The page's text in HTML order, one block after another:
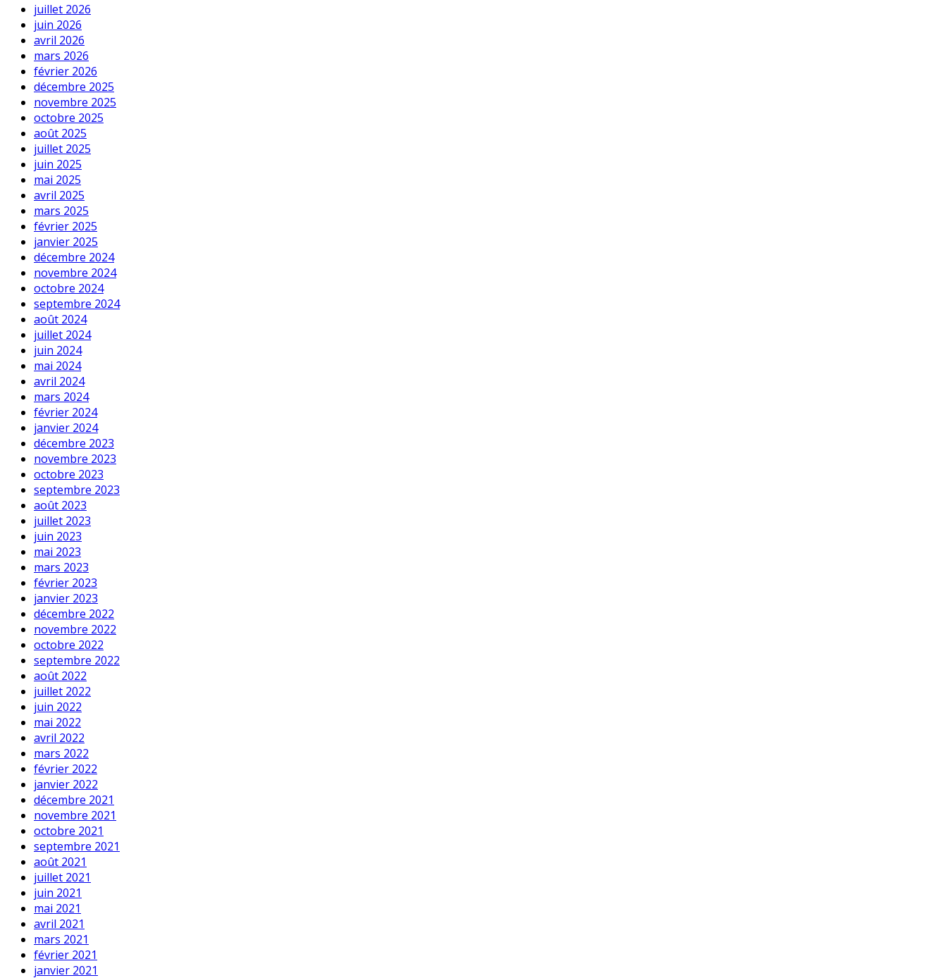
juillet 2026
juin 2026
avril 2026
mars 2026
février 2026
décembre 2025
novembre 2025
octobre 2025
août 2025
juillet 2025
juin 2025
mai 2025
avril 2025
mars 2025
février 2025
janvier 2025
décembre 2024
novembre 2024
octobre 2024
septembre 2024
août 2024
juillet 2024
juin 2024
mai 2024
avril 2024
mars 2024
février 2024
janvier 2024
décembre 2023
novembre 2023
octobre 2023
septembre 2023
août 2023
juillet 2023
juin 2023
mai 2023
mars 2023
février 2023
janvier 2023
décembre 2022
novembre 2022
octobre 2022
septembre 2022
août 2022
juillet 2022
juin 2022
mai 2022
avril 2022
mars 2022
février 2022
janvier 2022
décembre 2021
novembre 2021
octobre 2021
septembre 2021
août 2021
juillet 2021
juin 2021
mai 2021
avril 2021
mars 2021
février 2021
janvier 2021